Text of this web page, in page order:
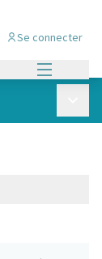
Se connecter